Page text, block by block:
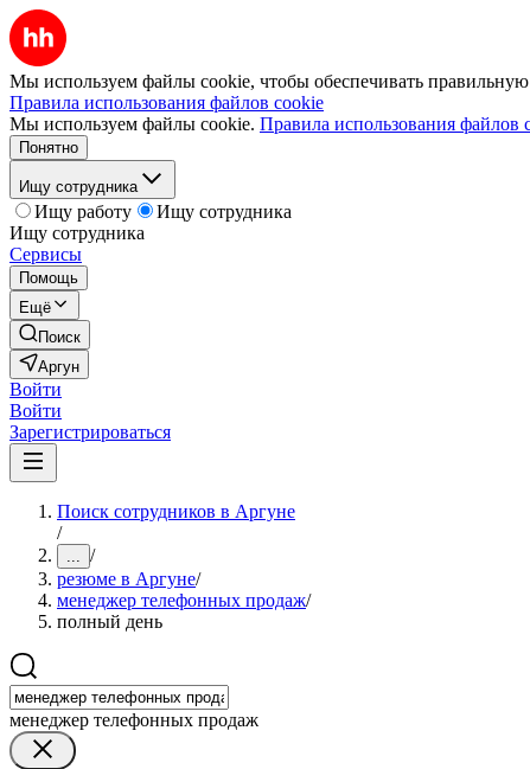
Мы используем файлы cookie, чтобы обеспечивать правильную
Правила использования файлов cookie
Мы используем файлы cookie. Правила использования файлов
Понятно
Ищу сотрудника
Ищу работу
Ищу сотрудника
Ищу сотрудника
Сервисы
Помощь
Ещё
Поиск
Аргун
Войти
Войти
Зарегистрироваться
Поиск сотрудников в Аргуне
/
... /
резюме в Аргуне/
менеджер телефонных продаж/
полный день
менеджер телефонных продаж